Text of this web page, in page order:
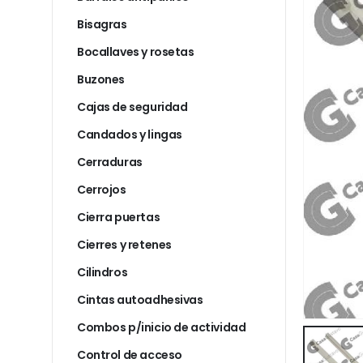
Bisagras
Bocallaves y rosetas
Buzones
Cajas de seguridad
Candados y lingas
Cerraduras
Cerrojos
Cierra puertas
Cierres y retenes
Cilindros
Cintas autoadhesivas
Combos p/inicio de actividad
Control de acceso